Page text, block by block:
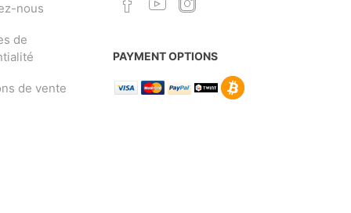
nous
de
de vente
PAYMENT OPTIONS